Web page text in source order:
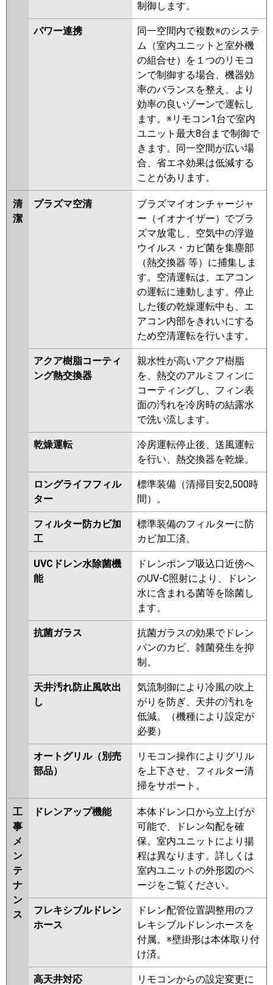
ERMP80ELEV PLZ-ERMP80EEV
PLZ-ERMP80ELER PLZ-
ERMP80EER PLZ-ERMP80ER
RCI-GP80RHN5 RCI-GP80RSH11
RCI-GP80RHN4 RCI-GP80RSH9
RCI-GP80RHN3 RCI-GP80RSH8
RCI-GP80RHN2 RCI-GP80RSH7
RCI-GP80RHN1 RCI-GP80RSH6
RCI-GP80RSH5 RCI-GP80RHN
RCI-GP80RSH4
RCI-AP80HN9
RCI-GP80RSH3 RCI-GP80RSH2
三菱重工 FDTV806H6S-airf FDTV806H6S
FDTV806H6S-rak FDTV806H6S-
FDTV805HB5SA-airf
FDTV805HB5SA FDTV805HB5SA-
FDTV805HB5SA-rak
FDTK805H5SA FDTK805H5SA-osj
FDTK805H5SA-rak
FDTK805H5SA-airf
FDTV805H5SA-airf
FDTV805H5SA FDTV805H5SA-osj
FDTV805H5SA-rak FDTK805H5S-
osj FDTK805H5S-rak
FDTK805H5S-airf FDTK805H5S
FDTV805H5S-osj FDTV805H5S-
FDTV805H5S-airf
FDTV805H5S-airflex FDTV805H5S
FDTV805H5S-rakuri-na
パナソニック PA-P80U7KNBX PA-P80U7HNBX
PA-P80U7KNB
PA-P80U7KB PA-
P80U7HNB PA-P80U7HB PA-
P80U7KN PA-P80U7K PA-
P80U7H PA-P80U7HN
P80U6KB PA-P80U6KNB PA-
P80U6CNB PA-P80U6CB
P80U6HB PA-P80U6HNB PA-
P80U6K
PA-P80U6KN PA-
P80U6H PA-P80U6HN
制御します。
パワー連携
同一空間内で複数※のシステ
ム（室内ユニットと室外機
の組合せ）を１つのリモコ
ンで制御する場合、機器効
率のバランスを整え、より
効率の良いゾーンで運転し
ます。※リモコン1台で室内
ユニット最大8台まで制御で
きます。同一空間が広い場
合、省エネ効果は低減する
ことがあります。
清
潔
プラズマ空清
プラズマイオンチャージャ
ー（イオナイザー）でプラ
ズマ放電し、空気中の浮遊
ウイルス・カビ菌を集塵部
（熱交換器 等）に捕集しま
す。空清運転は、エアコン
の運転に連動します。停止
した後の乾燥運転中も、エ
アコン内部をきれいにする
ため空清運転を行います。
アクア樹脂コーティ
ング熱交換器
親水性が高いアクア樹脂
を、熱交のアルミフィンに
コーティングし、フィン表
面の汚れを冷房時の結露水
で洗い流します。
乾燥運転
冷房運転停止後、送風運転
を行い、熱交換器を乾燥。
ロングライフフィル
ター
標準装備（清掃目安2,500時
間）。
フィルター防カビ加
工
標準装備のフィルターに防
カビ加工済。
UVCドレン水除菌機
能
ドレンポンプ吸込口近傍へ
のUV-C照射により、ドレン
水に含まれる菌等を除菌し
ます。
抗菌ガラス
抗菌ガラスの効果でドレン
パンのカビ、雑菌発生を抑
制。
天井汚れ防止風吹出
し
気流制御により冷風の吹上
がりを防ぎ、天井の汚れを
低減。（機種により設定が
必要）
オートグリル（別売
部品）
リモコン操作によりグリル
を上下させ、フィルター清
掃をサポート。
工
事
メ
ン
テ
ナ
ン
ス
ドレンアップ機能
本体ドレン口から立上げが
可能で、ドレン勾配を確
保。室内ユニットにより揚
程は異なります。詳しくは
室内ユニットの外形図のペ
ージをご覧ください。
フレキシブルドレン
ホース
ドレン配管位置調整用のフ
レキシブルドレンホースを
付属。※壁掛形は本体取り付
け済。
高天井対応
リモコンからの設定変更に